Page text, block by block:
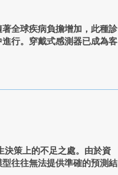
全球疾病負擔增加，此種診
行。穿戴式感測器已成為客
決策上的不足之處。由於資
往往無法提供準確的預測結